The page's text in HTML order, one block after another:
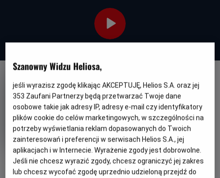
OBSERWUJ
Chleb i sól - Opolska premiera
filmu
Gatunek
Dramat
Minimalny
wiek
Od 15 lat
Czas
trwania
110 min
i
rok
produkcji
Polska (2022)
Szanowny Widzu Heliosa,
jeśli wyrazisz zgodę klikając AKCEPTUJĘ, Helios S.A. oraz jej
353 Zaufani Partnerzy będą przetwarzać Twoje dane
osobowe takie jak adresy IP, adresy e-mail czy identyfikatory
plików cookie do celów marketingowych, w szczególności na
potrzeby wyświetlania reklam dopasowanych do Twoich
zainteresowań i preferencji w serwisach Helios S.A., jej
aplikacjach i w Internecie. Wyrażenie zgody jest dobrowolne.
Jeśli nie chcesz wyrazić zgody, chcesz ograniczyć jej zakres
lub chcesz wycofać zgodę uprzednio udzieloną przejdź do